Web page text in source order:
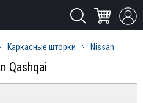
Каркасные шторки Nissan
Qashqai